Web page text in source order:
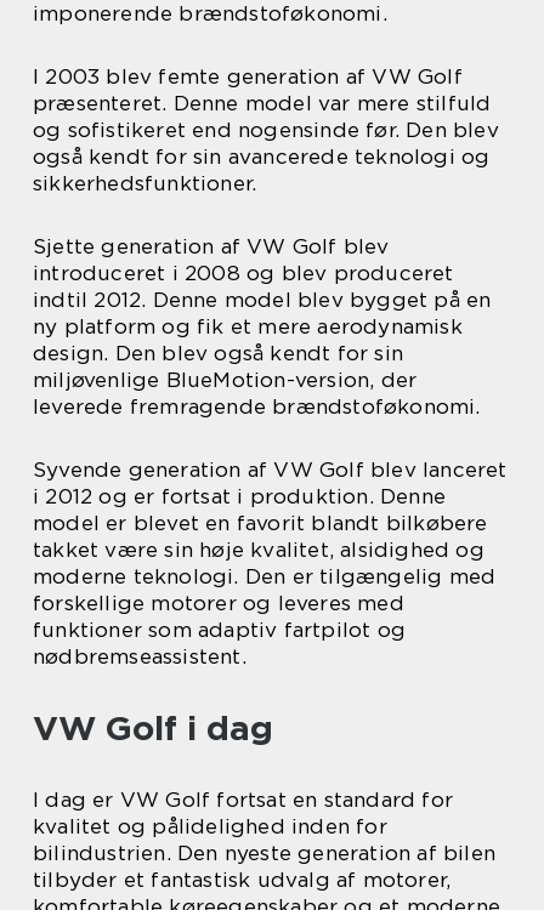
imponerende brændstoføkonomi.
I 2003 blev femte generation af VW Golf
præsenteret. Denne model var mere stilfuld
og sofistikeret end nogensinde før. Den blev
også kendt for sin avancerede teknologi og
sikkerhedsfunktioner.
Sjette generation af VW Golf blev
introduceret i 2008 og blev produceret
indtil 2012. Denne model blev bygget på en
ny platform og fik et mere aerodynamisk
design. Den blev også kendt for sin
miljøvenlige BlueMotion-version, der
leverede fremragende brændstoføkonomi.
Syvende generation af VW Golf blev lanceret
i 2012 og er fortsat i produktion. Denne
model er blevet en favorit blandt bilkøbere
takket være sin høje kvalitet, alsidighed og
moderne teknologi. Den er tilgængelig med
forskellige motorer og leveres med
funktioner som adaptiv fartpilot og
nødbremseassistent.
VW Golf i dag
I dag er VW Golf fortsat en standard for
kvalitet og pålidelighed inden for
bilindustrien. Den nyeste generation af bilen
tilbyder et fantastisk udvalg af motorer,